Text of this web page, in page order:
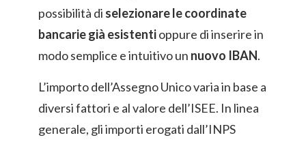
possibilità di selezionare le coordinate
bancarie già esistentioppure di inserire in
modo semplice e intuitivo un nuovo IBAN.
L’importo dell’Assegno Unico varia in base a
diversi fattori e al valore dell’ISEE. In linea
generale, gli importi erogati dall’INPS